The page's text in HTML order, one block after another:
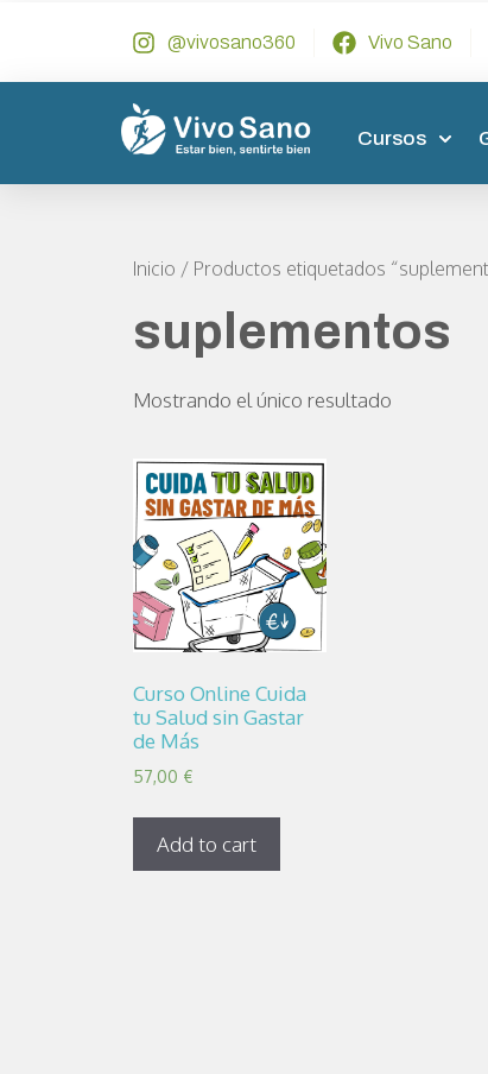
@vivosano360 Vivo Sano
Cursos
Inicio / Productos etiquetados
suplementos
Mostrando el único resultado
Curso Online Cuida
tu Salud sin Gastar
de Más
57,00 €
Add to cart